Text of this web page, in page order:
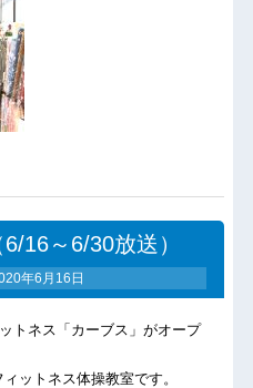
16～6/30放送）
年6月16日
トネス「カーブス」がオープ
ットネス体操教室です。